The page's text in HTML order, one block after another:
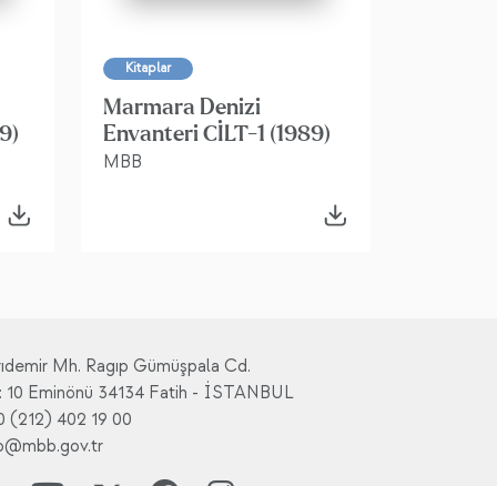
Kitaplar
Marmara Denizi
Envanteri CİLT-1 (1989)
MBB
Mh. Ragıp Gümüşpala Cd.
10 Eminönü 34134 Fatih - İSTANBUL
(212) 402 19 00